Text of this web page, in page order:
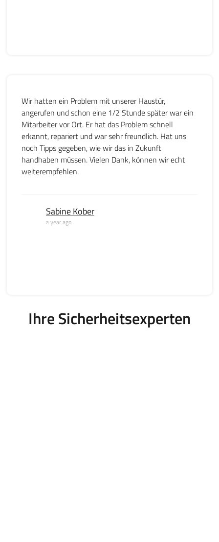
Wir hatten ein Problem mit unserer Haustür,
angerufen und schon eine 1/2 Stunde später war ein
Mitarbeiter vor Ort. Er hat das Problem schnell
erkannt, repariert und war sehr freundlich. Hat uns
noch Tipps gegeben, wie wir das in Zukunft
handhaben müssen. Vielen Dank, können wir echt
weiterempfehlen.
Sabine Kober
a year ago
Ihre Sicherheitsexperten